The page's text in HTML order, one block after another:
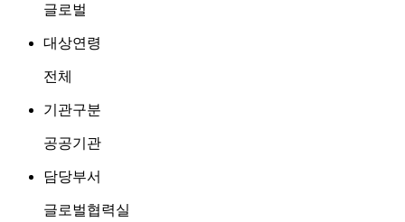
글로벌
대상연령
전체
기관구분
공공기관
담당부서
글로벌협력실